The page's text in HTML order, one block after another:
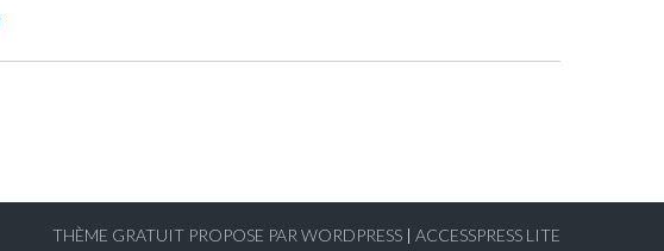
THÈME GRATUIT PROPOSE PAR WORDPRESS | ACCESSPRESS LITE